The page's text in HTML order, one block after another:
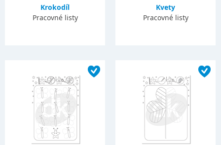
Krokodíl
Pracovné listy
Kvety
Pracovné listy